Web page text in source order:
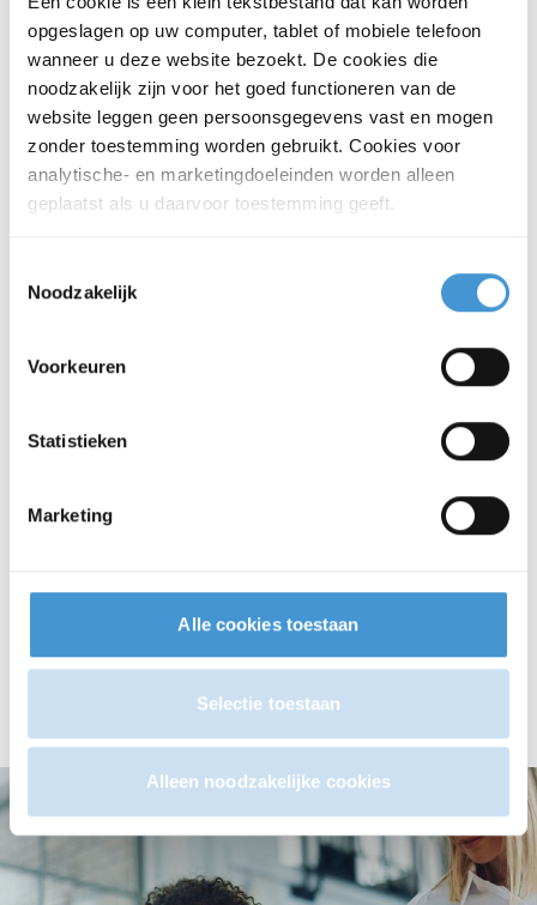
opgeslagen op uw computer, tablet of mobiele telefoon
wanneer u deze website bezoekt. De cookies die
noodzakelijk zijn voor het goed functioneren van de
website leggen geen persoonsgegevens vast en mogen
zonder toestemming worden gebruikt. Cookies voor
analytische- en marketingdoeleinden worden alleen
geplaatst als u daarvoor toestemming geeft.
Noodzakelijk
Voorkeuren
Statistieken
Marketing
Alle cookies toestaan
Selectie toestaan
Alleen noodzakelijke cookies
Advies hoe uw bedrijfsstrategie kan
aansluiten op trends en
ontwikkelingen in uw markt
De juiste groeistrategie, passend bij
uw (nieuwe) bedrijfsstrategie
Inzicht in uw persoonlijke drijfveren
Een toekomstbestendige strategie,
Inzicht in nieuwe kansen: denk aan
nieuwe markten, klantsegmenten en
prijsstrategie of interne
Heldere keuzes, kosten en
beïnvloeden
Vraag een gesprek aan